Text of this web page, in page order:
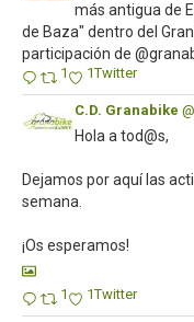
más antigua de
de Baza" dentro del
participación de
1 1Twitter
C.D. Granabike
Hola a tod@s,
Dejamos por aquí las
semana.
¡Os esperamos!
1 1Twitter